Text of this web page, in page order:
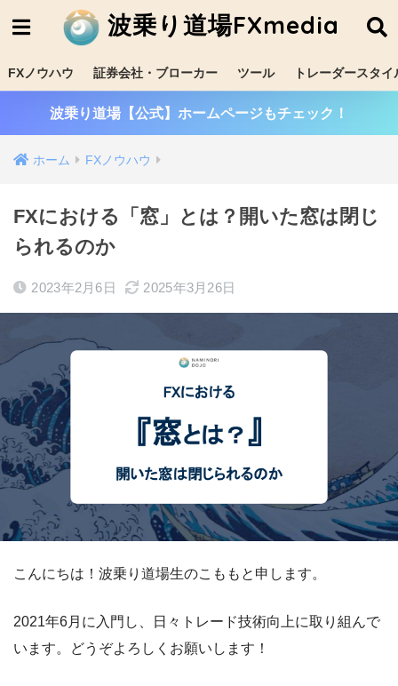
波乗り道場FXmedia
FXノウハウ 証券会社・ブローカー ツール トレーダースタイ
波乗り道場【公式】ホームページもチェック！
ホーム FXノウハウ
FXにおける「窓」とは？開いた窓は閉じ
られるのか
2023年2月6日 2025年3月26日
こんにちは！波乗り道場生のこももと申します。
2021年6月に入門し、日々トレード技術向上に取り組んで
います。どうぞよろしくお願いします！